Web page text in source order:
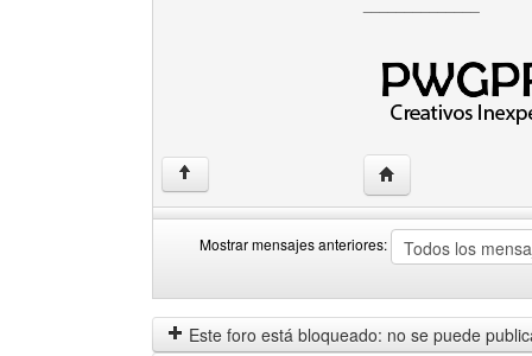
↑ Visitar sitio web del
Mostrar mensajes anteriores:
mensajes
anteriores
by
Este foro está bloqueado: no se puede